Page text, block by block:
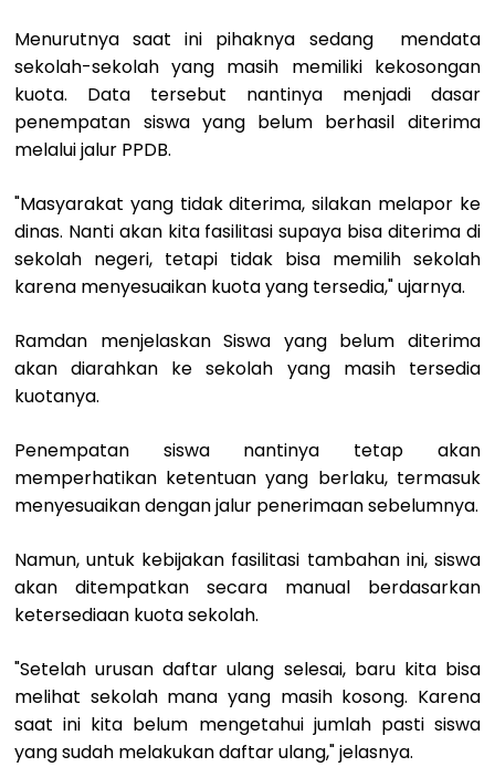
Menurutnya saat ini pihaknya sedang mendata
sekolah-sekolah yang masih memiliki kekosongan
kuota. Data tersebut nantinya menjadi dasar
penempatan siswa yang belum berhasil diterima
melalui jalur PPDB.
"Masyarakat yang tidak diterima, silakan melapor ke
dinas. Nanti akan kita fasilitasi supaya bisa diterima di
sekolah negeri, tetapi tidak bisa memilih sekolah
karena menyesuaikan kuota yang tersedia," ujarnya.
Ramdan menjelaskan Siswa yang belum diterima
akan diarahkan ke sekolah yang masih tersedia
kuotanya.
Penempatan siswa nantinya tetap akan
memperhatikan ketentuan yang berlaku, termasuk
menyesuaikan dengan jalur penerimaan sebelumnya.
Namun, untuk kebijakan fasilitasi tambahan ini, siswa
akan ditempatkan secara manual berdasarkan
ketersediaan kuota sekolah.
"Setelah urusan daftar ulang selesai, baru kita bisa
melihat sekolah mana yang masih kosong. Karena
saat ini kita belum mengetahui jumlah pasti siswa
yang sudah melakukan daftar ulang," jelasnya.